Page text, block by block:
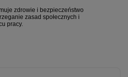
zdrowie i bezpieczeństwo
zasad społecznych i
pracy.